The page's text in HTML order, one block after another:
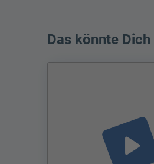
Das könnte
play_arrow